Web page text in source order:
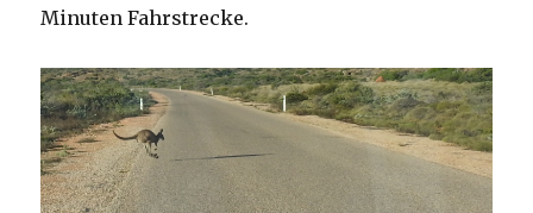
Minuten Fahrstrecke.